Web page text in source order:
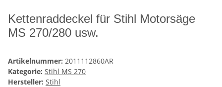
Kettenraddeckel für Stihl Motorsäge
MS 270/280 usw.
Artikelnummer: 2011112860AR
Kategorie: Stihl MS 270
Hersteller: Stihl